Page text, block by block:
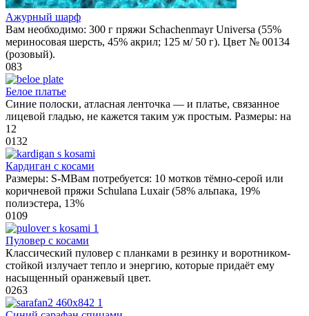
Ажурный шарф
Вам необходимо: 300 г пряжи Schachenmayr Universa (55%
мериносовая шерсть, 45% акрил; 125 м/ 50 г). Цвет № 00134
(розовый).
083
Белое платье
Синие полоски, атласная ленточка — и платье, связанное
лицевой гладью, не кажется таким уж простым. Размеры: на
12
0132
Кардиган с косами
Размеры: S-MВам потребуется: 10 мотков тёмно-серой или
коричневой пряжи Schulana Luxair (58% альпака, 19%
полиэстера, 13%
0109
Пуловер с косами
Классический пуловер с планками в резинку и воротником-
стойкой излучает тепло и энергию, которые придаёт ему
насыщенный оранжевый цвет.
0263